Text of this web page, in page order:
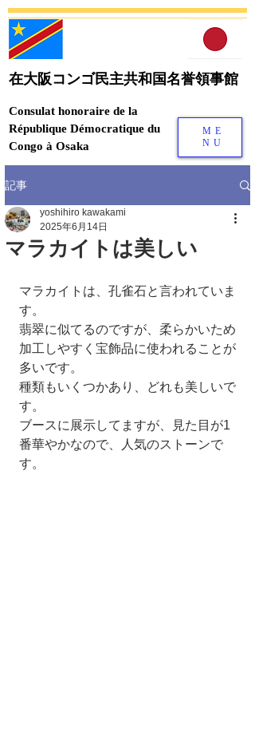
在大阪コンゴ民主共和国名誉領事館
Consulat honoraire de la
République Démocratique du
Congo à Osaka
ME
NU
記事
マラカイトは美しい
yoshihiro kawakami
2025年6月14日
マラカイトは、孔雀石と言われていま
す。
翡翠に似てるのですが、柔らかいため
加工しやすく宝飾品に使われることが
多いです。
種類もいくつかあり、どれも美しいで
す。
ブースに展示してますが、見た目が1
番華やかなので、人気のストーンで
す。